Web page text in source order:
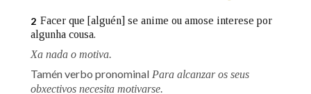
BUSCAR NO CONTIDO
2 Facer que [alguén] se anime ou amose interese por
algunha cousa.
Xa nada o motiva.
Tamén verbo pronominal Para alcanzar os seus
obxectivos necesita motivarse.